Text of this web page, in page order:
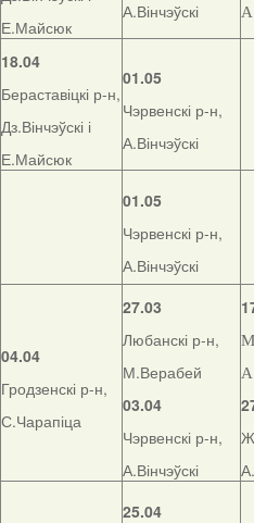
Е.Майсюк
А.Вінчэўскі
18.04
Бераставіцкі р-н,
Дз.Вінчэўскі і
Е.Майсюк
01.05
Чэрвенскі р-н,
А.Вінчэўскі
01.05
Чэрвенскі р-н,
А.Вінчэўскі
04.04
Гродзенскі р-н,
С.Чарапіца
27.03
Любанскі р-н,
М.Верабей
03.04
Чэрвенскі р-н,
А.Вінчэўскі
25.04